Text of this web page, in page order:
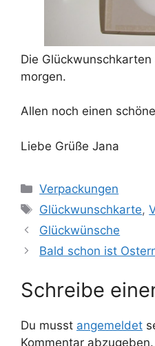
Die
morgen.
Allen noch einen
Liebe Grüße Jana
Kategorien
Verpackungen
Schlagwörter
Glückwunschkarte,
Glückwünsche
Bald schon ist
Schreibe
Du musst angemeldet
Kommentar abzugeben.